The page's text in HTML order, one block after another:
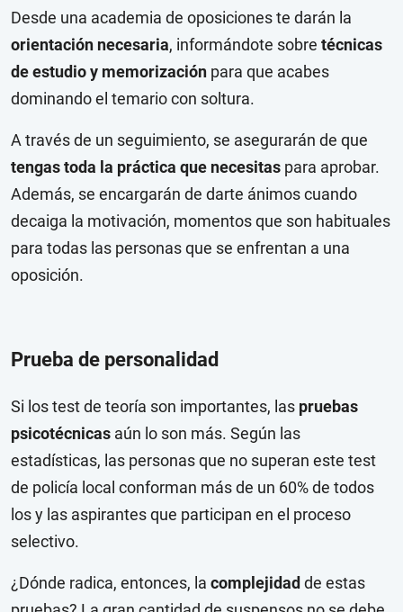
Desde una academia de oposiciones te darán la
orientación necesaria, informándote sobre técnicas
de estudio y memorización para que acabes
dominando el temario con soltura.
A través de un seguimiento, se asegurarán de que
tengas toda la práctica que necesitas para aprobar.
Además, se encargarán de darte ánimos cuando
decaiga la motivación, momentos que son habituales
para todas las personas que se enfrentan a una
oposición.
Prueba de personalidad
Si los test de teoría son importantes, las pruebas
psicotécnicas aún lo son más. Según las
estadísticas, las personas que no superan este test
de policía local conforman más de un 60% de todos
los y las aspirantes que participan en el proceso
selectivo.
¿Dónde radica, entonces, la complejidad de estas